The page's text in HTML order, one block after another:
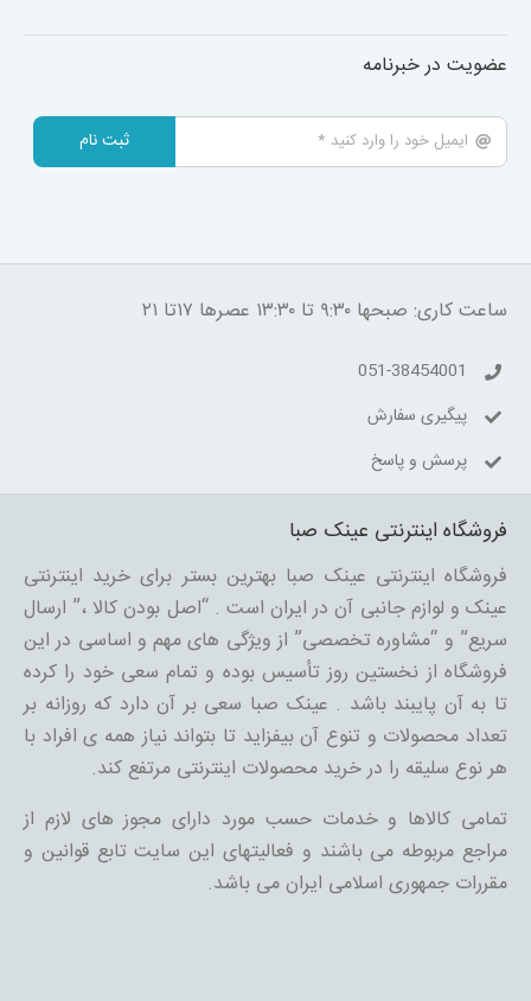
عضویت در خبرنامه
ثبت نام
ساعت کاری: صبحها ۹:۳۰ تا ۱۳:۳۰ عصرها ۱۷تا ۲۱
051-38454001
پیگیری سفارش
پرسش و پاسخ
فروشگاه اینترنتی عینک صبا
فروشگاه اینترنتی عینک صبا بهترین بستر برای خرید اینترنتی
عینک و لوازم جانبی آن در ایران است . “اصل بودن کالا ،” ارسال
سریع” و “مشاوره تخصصی” از ویژگی های مهم و اساسی در این
فروشگاه از نخستین روز تأسیس بوده و تمام سعی خود را کرده
تا به آن پایبند باشد . عینک صبا سعی بر آن دارد که روزانه بر
تعداد محصولات و تنوع آن بیفزاید تا بتواند نیاز همه ی افراد با
هر نوع سلیقه را در خرید محصولات اینترنتی مرتفع کند.
تمامی کالاها و خدمات حسب مورد دارای مجوز های لازم از
مراجع مربوطه می باشند و فعالیتهای این سایت تابع قوانین و
مقررات جمهوری اسلامی ایران می باشد.